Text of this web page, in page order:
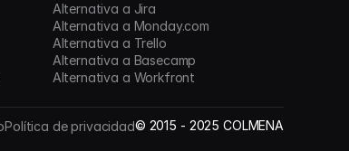
Alternativa a Jira
Alternativa a Monday.com
Alternativa a Trello
Alternativa a Basecamp
Alternativa a Workfront
Política de privacidad© 2015 - 2025 COLMENA